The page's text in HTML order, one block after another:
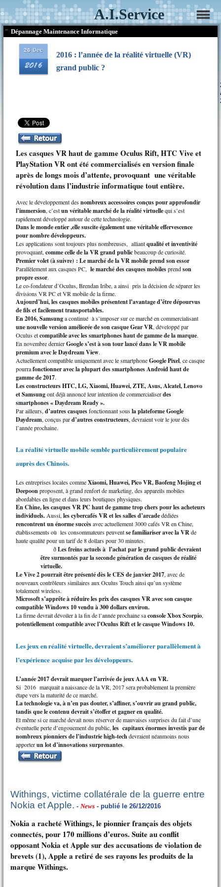
A.I.Service
¨ Dépannage Maintenance Informatique
2016 : l’année de la réalité virtuelle (VR)
grand public ?
Les casques VR haut de gamme Oculus Rift, HTC Vive et
PlayStation VR ont été commercialisés en version finale
après de longs mois d’attente, provoquant une véritable
révolution dans l’industrie informatique tout entière.
Avec le développement desnombreux accessoires conçus pour approfondir
l’immersion, c’estun véritable marché de la réalité virtuellequi s’est
rapidement développé autour de cette technologie.
Dans le monde entier ,elle suscite également une véritable effervescence
pour nombre développeurs.
Les applications sont toujours plus nombreuses, alliantqualité et inventivité
provoquant, comme celle de la VR grand publicbeaucoup de curiosité.
Premier volet (à suivre) : Le marché de la VR mobile prend son essor
Parallèlement aux casques PC, le marché des casques mobilesprendson
propre essor.
Le co-fondateur d’Oculus, Brendan Iribe, a ainsi pris la décision de séparer les
divisions VR PC et VR mobile de la firme.
Aujourd’hui, les casques mobiles présentent l’avantage d’être dépourvus
de fils et facilement transportables.
En 2016, Samsunga continué à s’imposer sur ce marché en commercialisant
une nouvelle version améliorée de son casque Gear VR, développé par
Oculus etcompatible avec les smartphones haut de gamme de la marque.
En novembre dernierGoogle s’est à son tour lancé dans le VR mobile
premium avec le Daydream View.
Actuellement compatible uniquement avec le smartphoneGoogle Pixel, ce casque
pourrafonctionner avec la plupart des smartphones Android haut de
gamme de 2017.
Les constructeurs HTC, LG, Xiaomi, Huawei, ZTE, Asus, Alcatel, Lenovo
et Samsungont déjà annoncé leur intention de commercialiserdes
smartphones « Daydream Ready ».
Par ailleurs, d’autres casquesfonctionnant sousla plateforme Google
Daydream, conçus pard’autres constructeurs, devraient voir le jour dès
l’année prochaine.
La réalité virtuelle mobile semble particulièrement populaire
auprès des Chinois.
Les entreprises locales commeXiaomi, Huawei, Pico VR, Baofeng Mojing et
Deepoonproposent, à grand renfort de marketing, des appareils mobiles
abordables en ligne et dans leurs boutiques physiques.
En Chine, les casques VR PC haut de gamme trop chers pour les acheteurs
individuels. Aussi, les cybercafés VR et les salles d’arcadedédiées
rencontrent un énorme succèsavec actuellement 3000 cafés VR en Chine,
établissements où les consommateurs peuventse familiariser avec la VRde
haute qualité pour un tarif de 8 dollars pour 30 minutes.
ð Les freins actuels à l’achat par le grand public devraient
être surmontés par la seconde génération de casques de réalité
virtuelle.
Le Vive 2 pourrait être présenté dès le CES de janvier 2017, avec de
nouveaux contrôleurs similaires aux Oculus Touch ainsi qu’un système
totalement wireless.
Microsoft s’apprête à réduire les prix des casques VR avec son casque
compatible Windows 10 vendu à 300 dollars environ.
La firme devrait dévoiler à la fin de l’année prochaine saconsole Xbox Scorpio,
potentiellement compatible avec l’Oculus Rift et le casque Windows 10.
Les jeux en réalité virtuelle, devraient s’améliorer parallèlement à
l’expérience acquise par les développeurs.
L’année 2017 devrait marquer l’arrivée de jeux AAA en VR.
Si 2016 marquait a naissance de la VR, 2017 sera probablement la première
étape vers la maturité de ce marché.
La technologie va, à n’en pas douter, s’affiner, s’ouvrir au grand public,
tandis que le contenu devrait s’étoffer et gagner en qualité.
Et même si ce marché devait nous réserver de mauvaises surprises du fait d’une
éventuelle perte d’engouement du public, les capitaux énormes investis par de
nombreux pionniers de l’industrie high-techdevraient néanmoins nous
apporterun lot d’innovations surprenantes.
Withings, victime collatérale de la guerre entre
Nokia et Apple. - News - publié le 26/12/2016
Nokia a racheté Withings, le pionnier français des objets
connectés, pour 170 millions d’euros. Suite au conflit
opposant Nokia et Apple sur des accusations de violation de
brevets (1), Apple a retiré de ses rayons les produits de la
marque Withings.